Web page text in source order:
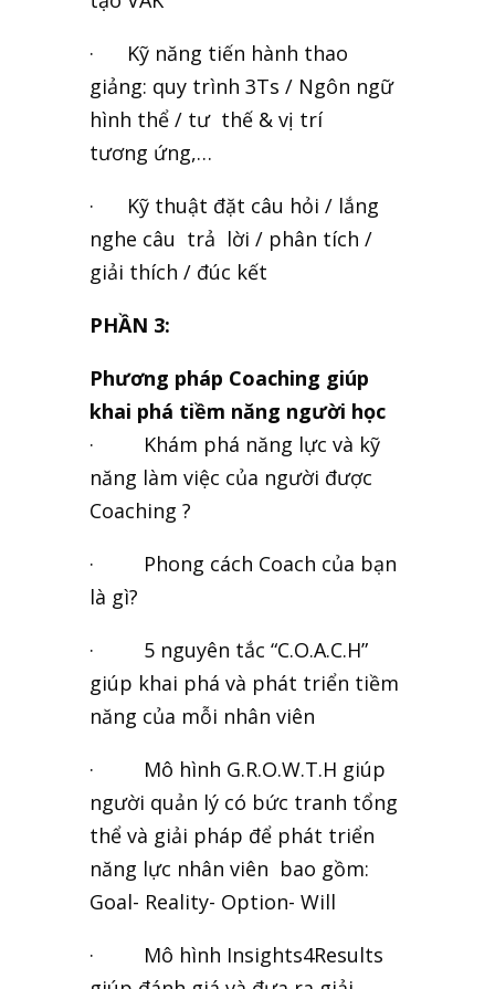
· Kỹ năng tiến hành thao
giảng: quy trình 3Ts / Ngôn ngữ
hình thể / tư thế & vị trí
tương ứng,…
· Kỹ thuật đặt câu hỏi / lắng
nghe câu trả lời / phân tích /
giải thích / đúc kết
PHẦN 3:
Phương pháp Coaching giúp
khai phá tiềm năng người học
· Khám phá năng lực và kỹ
năng làm việc của người được
Coaching ?
· Phong cách Coach của bạn
là gì?
· 5 nguyên tắc “C.O.A.C.H”
giúp khai phá và phát triển tiềm
năng của mỗi nhân viên
· Mô hình G.R.O.W.T.H giúp
người quản lý có bức tranh tổng
thể và giải pháp để phát triển
năng lực nhân viên bao gồm:
Goal- Reality- Option- Will
· Mô hình Insights4Results